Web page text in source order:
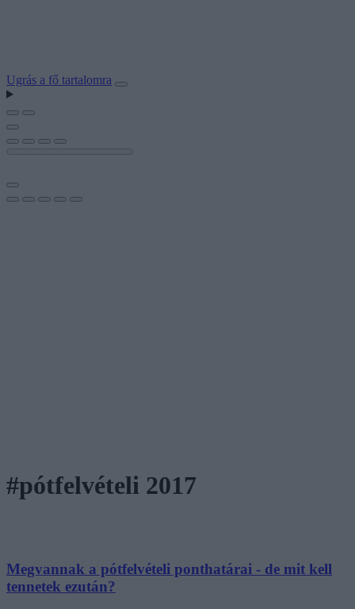
Ugrás a fő tartalomra
#pótfelvételi 2017
Megvannak a pótfelvételi ponthatárai - de mit kell
tennetek ezután?